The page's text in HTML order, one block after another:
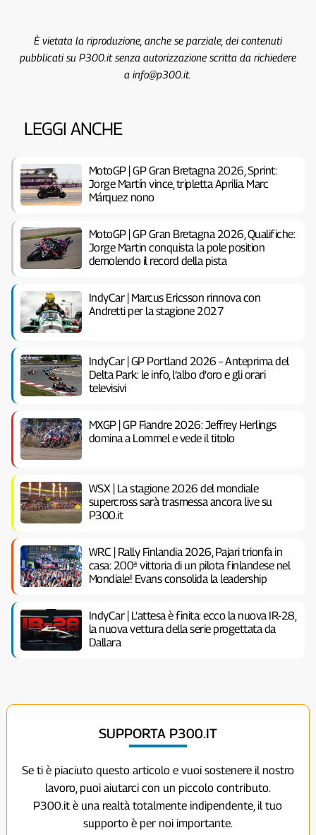
È vietata la riproduzione, anche se parziale, dei contenuti
pubblicati su P300.it senza autorizzazione scritta da richiedere
a info@p300.it.
LEGGI ANCHE
MotoGP | GP Gran Bretagna 2026, Sprint:
Jorge Martín vince, tripletta Aprilia. Marc
Márquez nono
MotoGP | GP Gran Bretagna 2026, Qualifiche:
Jorge Martin conquista la pole position
demolendo il record della pista
IndyCar | Marcus Ericsson rinnova con
Andretti per la stagione 2027
IndyCar | GP Portland 2026 – Anteprima del
Delta Park: le info, l’albo d’oro e gli orari
televisivi
MXGP | GP Fiandre 2026: Jeffrey Herlings
domina a Lommel e vede il titolo
WSX | La stagione 2026 del mondiale
supercross sarà trasmessa ancora live su
P300.it
WRC | Rally Finlandia 2026, Pajari trionfa in
casa: 200ª vittoria di un pilota finlandese nel
Mondiale! Evans consolida la leadership
IndyCar | L’attesa è finita: ecco la nuova IR-28,
la nuova vettura della serie progettata da
Dallara
SUPPORTA P300.IT
Se ti è piaciuto questo articolo e vuoi sostenere il nostro
lavoro, puoi aiutarci con un piccolo contributo.
P300.it è una realtà totalmente indipendente, il tuo
supporto è per noi importante.